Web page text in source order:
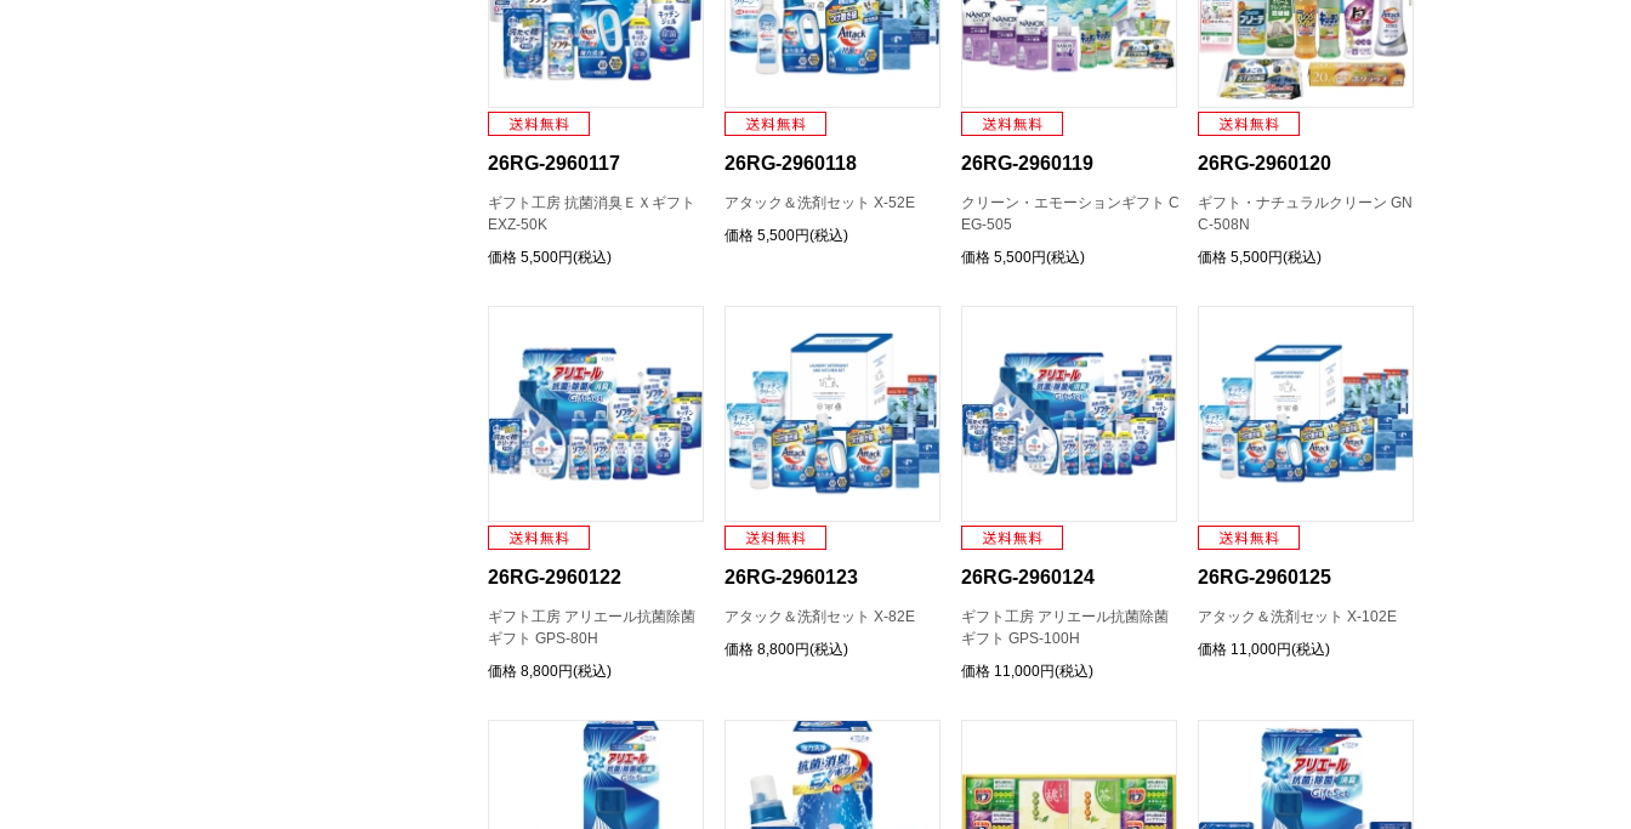
26RG-2960117
ギフト工房 抗菌消臭ＥＸギフト
EXZ-50K
価格 5,500円(税込)
26RG-2960118
アタック＆洗剤セット X-52E
価格 5,500円(税込)
26RG-2960119
クリーン・エモーションギフト C
EG-505
価格 5,500円(税込)
26RG-2960120
ギフト・ナチュラルクリーン GN
C-508N
価格 5,500円(税込)
26RG-2960122
ギフト工房 アリエール抗菌除菌
ギフト GPS-80H
価格 8,800円(税込)
26RG-2960123
アタック＆洗剤セット X-82E
価格 8,800円(税込)
26RG-2960124
ギフト工房 アリエール抗菌除菌
ギフト GPS-100H
価格 11,000円(税込)
26RG-2960125
アタック＆洗剤セット X-102E
価格 11,000円(税込)